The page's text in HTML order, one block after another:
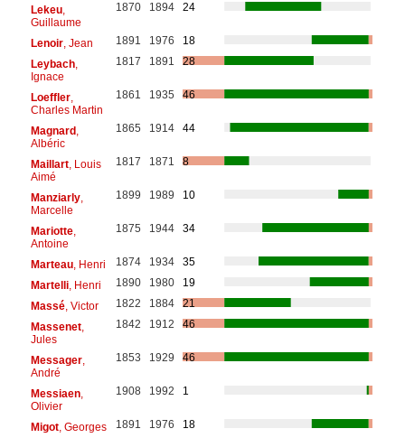
Lekeu,
Guillaume
1870 1894 24
Lenoir, Jean 1891 1976
18
Leybach,
Ignace
1817 1891 28
Loeffler,
Charles Martin
1861 1935 46
Magnard ,
Albéric
1865 1914 44
Maillart, Louis
Aimé
1817 1871 8
Manziarly,
Marcelle
1899 1989 10
Mariotte,
Antoine
1875 1944 34
Marteau, Henri 1874 1934
35
Martelli, Henri 1890 1980
19
Massé, Victor 1822 1884
21
Massenet,
Jules
1842 1912 46
Messager,
André
1853 1929 46
Messiaen,
Olivier
1908 1992 1
Migot, Georges 1891 1976
18